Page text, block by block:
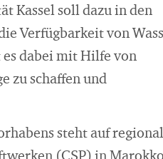
Kassel soll dazu in den
Verfügbarkeit von
es dabei mit Hilfe von
zu schaffen und
steht auf